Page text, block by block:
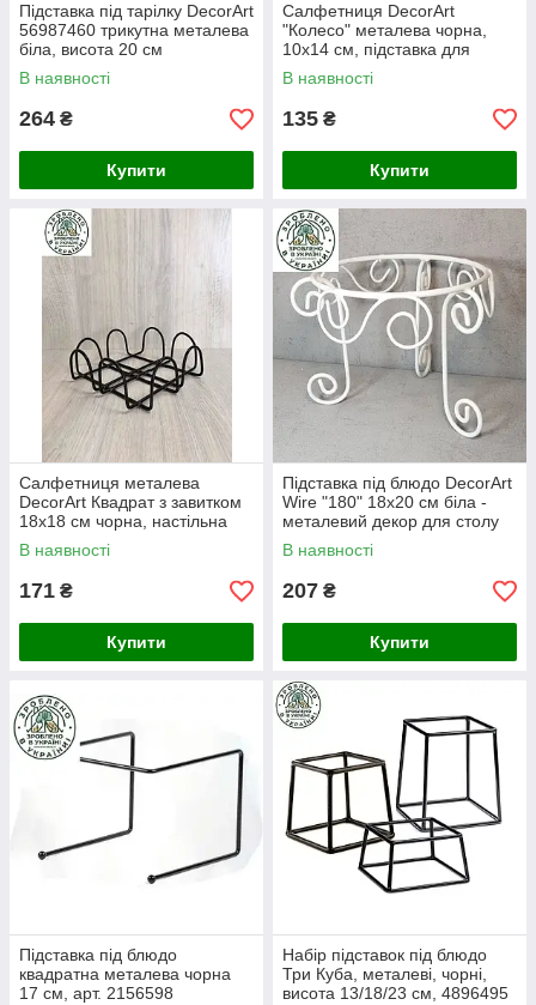
Підставка під тарілку DecorArt
56987460 трикутна металева
біла, висота 20 см
В наявності
264 ₴
Купити
Салфетниця DecorArt
"Колесо" металева чорна,
10х14 см, підставка для
серветок
В наявності
135 ₴
Купити
Салфетниця металева
DecorArt Квадрат з завитком
18х18 см чорна, настільна
тримач для серветок
В наявності
171 ₴
Купити
Підставка під блюдо DecorArt
Wire "180" 18x20 см біла -
металевий декор для столу
В наявності
207 ₴
Купити
Підставка під блюдо
квадратна металева чорна
17 см, арт. 2156598
Набір підставок під блюдо
Три Куба, металеві, чорні,
висота 13/18/23 см, 4896495